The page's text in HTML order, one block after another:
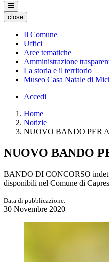
close
Il Comune
Uffici
Aree tematiche
Amministrazione
La storia e il territorio
Museo Casa Natale di
Accedi
Home
Notizie
NUOVO BANDO PER
NUOVO BANDO
BANDO DI CONCORSO
disponibili nel Comune di
Data di pubblicazione:
30 Novembre 2020